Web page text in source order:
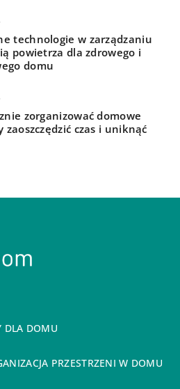
technologie w zarządzaniu
powietrza dla zdrowego i
domu
zorganizować domowe
zaoszczędzić czas i uniknąć
DLA DOMU
PRZESTRZENI W DOMU